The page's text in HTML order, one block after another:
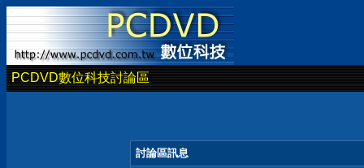
PCDVD數位科技討論區
討論區訊息